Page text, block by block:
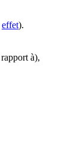
effet).
à),